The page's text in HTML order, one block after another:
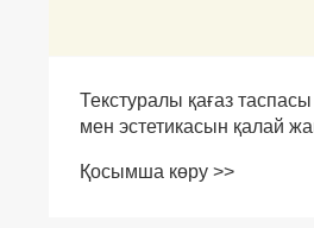
Картон тығыздағыш
құрылымы мен
Қосымша көру >>